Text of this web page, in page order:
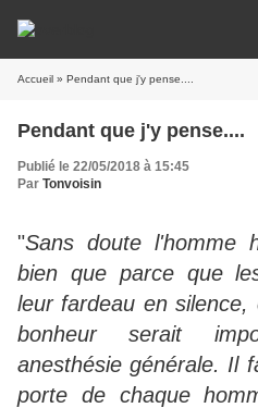
Accueil » Pendant que j'y pense....
Pendant que j'y pense....
Publié le 22/05/2018 à 15:45
Par Tonvoisin
"Sans doute l'homme
bien que parce que
leur fardeau en
bonheur serait
anesthésie générale. Il
porte de chaque